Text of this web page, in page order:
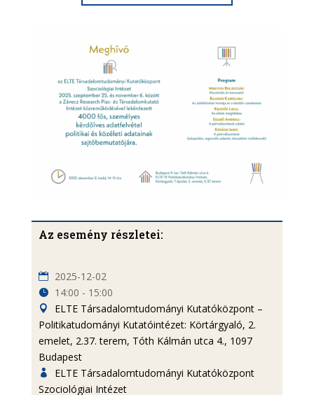
Az esemény részletei:
2025-12-02
14:00 - 15:00
ELTE Társadalomtudományi Kutatóközpont –
Politikatudományi Kutatóintézet: Körtárgyaló, 2.
emelet, 2.37. terem, Tóth Kálmán utca 4., 1097
Budapest
ELTE Társadalomtudományi Kutatóközpont
Szociológiai Intézet